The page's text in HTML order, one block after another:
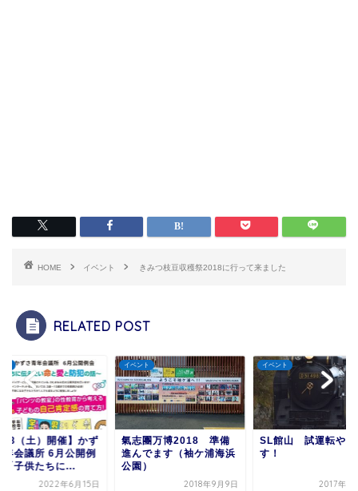
HOME イベント きみつ枝豆収穫祭2018に行って来ました
RELATED POST
團万博2018 準備
でます（袖ケ浦海浜
）
2018年9月9日
イベント
SL館山 試運転やってま
す！
2017年1月14日
イベント
9/30にゆりの里で開
れた かずさファーム
2017年10